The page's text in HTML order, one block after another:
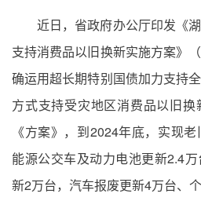
近日，省政府办公厅印发《
支持消费品以旧换新实施方案》
确运用超长期特别国债加力支持
方式支持受灾地区消费品以旧
《方案》，到2024年底，实现
能源公交车及动力电池更新2.4
新2万台，汽车报废更新4万台、